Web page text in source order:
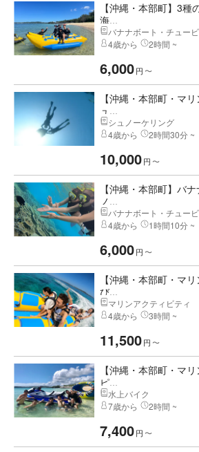
【沖縄・本部町】3種
海...
バナナボート・チュー
4歳から
2時間 ~
6,000円 〜
【沖縄・本部町・マ
ュ...
シュノーケリング
4歳から
2時間30分 ~
10,000円 〜
【沖縄・本部町】バ
ノ...
バナナボート・チュー
4歳から
1時間10分 ~
6,000円 〜
【沖縄・本部町・マ
び...
マリンアクティビティ
4歳から
3時間 ~
11,500円 〜
【沖縄・本部町・マ
ピ...
水上バイク
7歳から
2時間 ~
7,400円 〜